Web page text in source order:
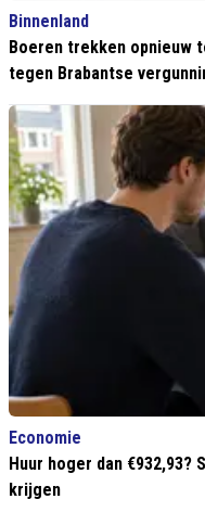
Binnenland
Boeren trekken opnieuw
tegen Brabantse
Economie
Huur hoger dan €932,93?
krijgen